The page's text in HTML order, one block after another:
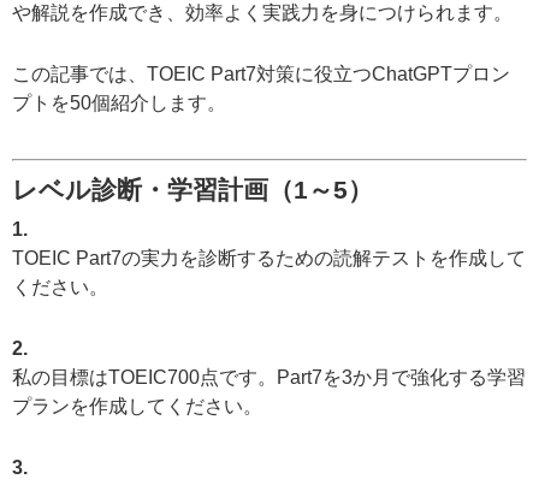
や解説を作成でき、効率よく実践力を身につけられます。
この記事では、TOEIC Part7対策に役立つChatGPTプロン
プトを50個紹介します。
レベル診断・学習計画（1～5）
1.
TOEIC Part7の実力を診断するための読解テストを作成して
ください。
2.
私の目標はTOEIC700点です。Part7を3か月で強化する学習
プランを作成してください。
3.